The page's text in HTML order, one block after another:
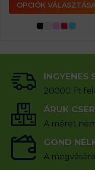
OPCIÓK
INGYENES
20000 Ft
ÁRUK
A méret
GOND
A